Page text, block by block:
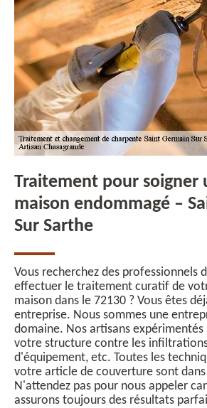
Traitement pour soigner
maison endommagé –
Sur Sarthe
Vous recherchez des professionnels
effectuer le traitement curatif de
maison dans le 72130 ? Vous êtes
entreprise. Nous sommes une
domaine. Nos artisans
votre structure contre les
d'équipement, etc. Toutes les
votre article de couverture sont
N'attendez pas pour nous appeler
assurons toujours des résultats